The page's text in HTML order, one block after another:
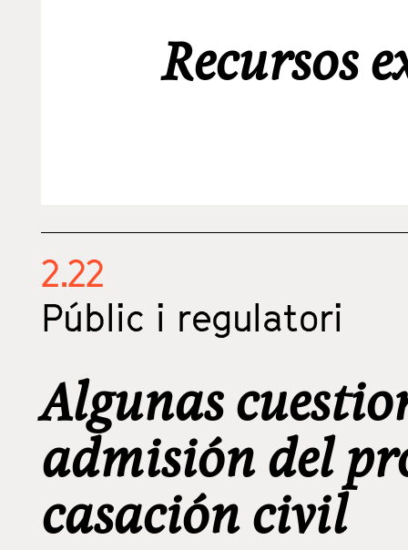
Recursos
2.22
Públic i regulatori
Algunas
admisión del
casación civil